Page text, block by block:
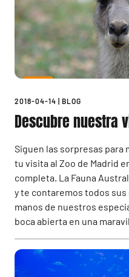
2018-04-14 BLOG
Descubre nuestra
Siguen las sorpresas
tu visita al Zoo de Madrid
completa. La Fauna
y te contaremos todos
manos de nuestros
boca abierta en una